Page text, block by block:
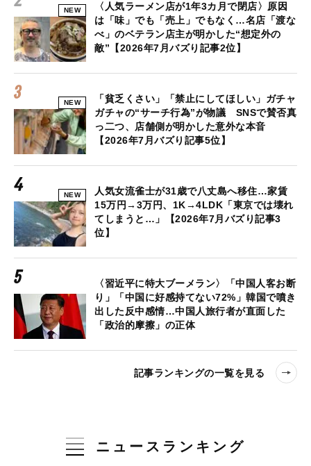
NEW
〈人気ラーメン店が1年3カ月で閉店〉原因
は「味」でも「売上」でもなく…名店「渡な
べ」のベテラン店主が明かした“想定外の
敵”【2026年7月バズり記事2位】
NEW
「貧乏くさい」「禁止にしてほしい」ガチャ
ガチャの“サーチ行為”が物議 SNSで賛否真
っ二つ、店舗側が明かした意外な本音
【2026年7月バズり記事5位】
NEW
人気女流雀士が31歳で八丈島へ移住…家賃
15万円→3万円、1K→4LDK「東京では壊れ
てしまうと…」【2026年7月バズり記事3
位】
〈習近平に特大ブーメラン〉「中国人客お断
り」「中国に好感持てない72%」韓国で噴き
出した反中感情…中国人旅行者が直面した
「政治的摩擦」の正体
記事ランキングの一覧を見る
ニュースランキング